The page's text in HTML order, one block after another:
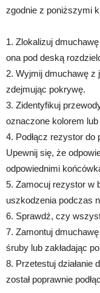
zgodnie z poniższymi
1. Zlokalizuj
ona pod deską
2. Wyjmij dmuchawę z
zdejmując pokrywę.
3. Zidentyfikuj
oznaczone kolorem
4. Podłącz rezystor
Upewnij się, że
odpowiednimi
5. Zamocuj rezystor w
uszkodzenia podczas
6. Sprawdź, czy
7. Zamontuj
śruby lub zakładając
8. Przetestuj działanie
został poprawnie